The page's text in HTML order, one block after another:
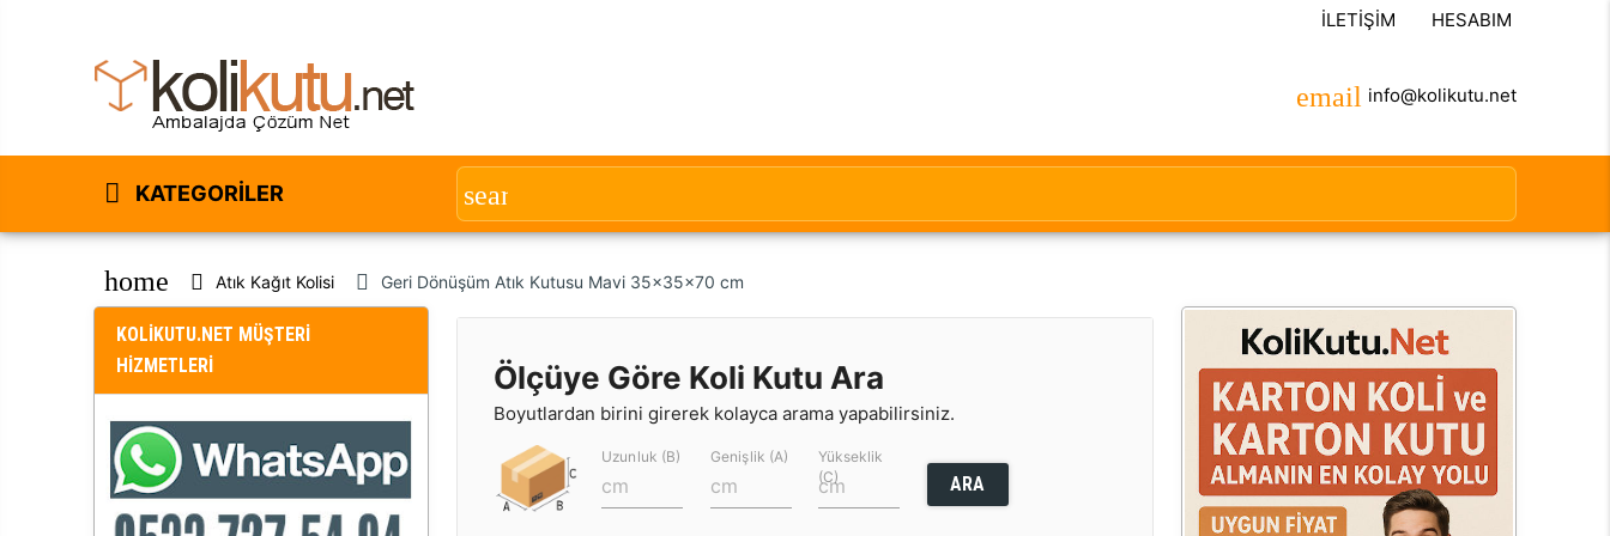
İLETIŞIM HESABIM
info@kolikutu.net
KATEGORILER
home Atık Kağıt Kolisi Geri Dönüşüm Atık Kutusu Mavi 35x35x70 cm
KOLİKUTU.NET MÜŞTERİ
HİZMETLERİ
Ölçüye Göre Koli Kutu Ara
Boyutlardan birini girerek kolayca arama yapabilirsiniz.
Uzunluk (B) Genişlik (A)
Yükseklik
(C)
ARA